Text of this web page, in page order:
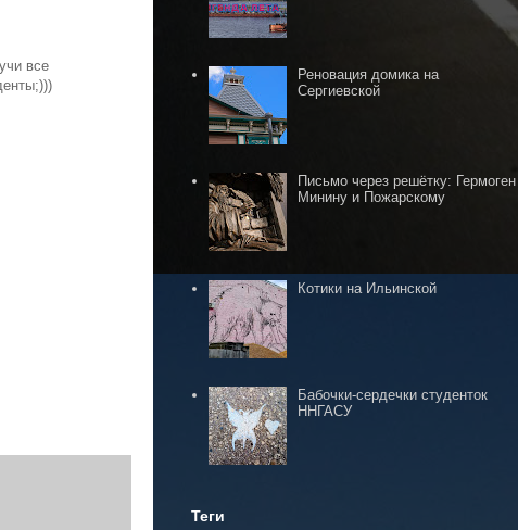
все
Реновация домика на
Сергиевской
Письмо через решётку: Гермоген
Минину и Пожарскому
Котики на Ильинской
Бабочки-сердечки студенток
ННГАСУ
Теги